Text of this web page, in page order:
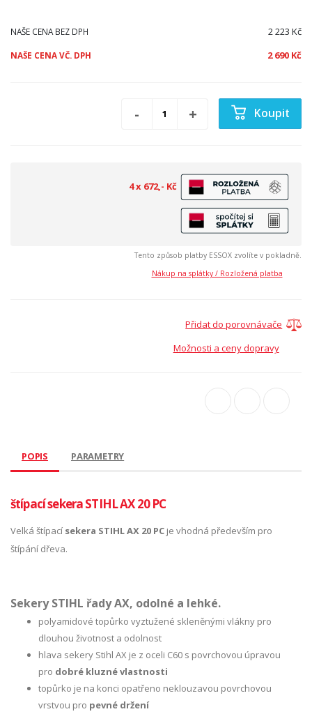
NAŠE CENA BEZ DPH 2 223 Kč
NAŠE CENA VČ. DPH 2 690 Kč
Koupit
4 x 672,- Kč
Tento způsob platby ESSOX zvolíte v pokladně.
Nákup na splátky / Rozložená platba
Přidat do porovnávače
Možnosti a ceny dopravy
POPIS PARAMETRY
štípací sekera STIHL AX 20 PC
Velká štípací sekera STIHL AX 20 PC je vhodná především pro
štípání dřeva.
Sekery STIHL řady AX, odolné a lehké.
polyamidové topůrko vyztužené skleněnými vlákny pro
dlouhou životnost a odolnost
hlava sekery Stihl AX je z oceli C60 s povrchovou úpravou
pro dobré kluzné vlastnosti
topůrko je na konci opatřeno neklouzavou povrchovou
vrstvou pro pevné držení